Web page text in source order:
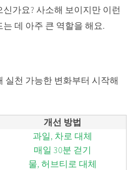
가요? 사소해 보이지만 이런
는 데 아주 큰 역할을 해요.
실천 가능한 변화부터 시작해
개선 방법
과일, 차로 대체
매일 30분 걷기
물, 허브티로 대체